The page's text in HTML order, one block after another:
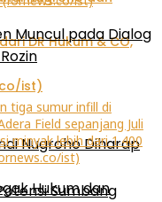
Nugroho Diharap
Hukum dan
Muncul pada Dialog
Sumbang